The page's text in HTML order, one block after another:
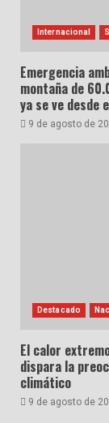
Internacional
Emergencia
montaña de
ya se ve desde
9 de agosto de
Destacado
El calor
dispara la
climático
9 de agosto de